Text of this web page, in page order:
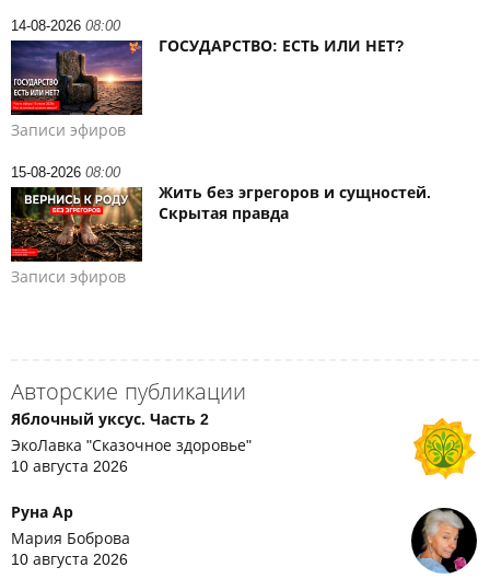
14-08-2026 08:00
ГОСУДАРСТВО: ЕСТЬ ИЛИ НЕТ?
Записи эфиров
15-08-2026 08:00
Жить без эгрегоров и сущностей.
Скрытая правда
Записи эфиров
Авторские публикации
Яблочный уксус. Часть 2
ЭкоЛавка "Сказочное здоровье"
10 августа 2026
Руна Ар
Мария Боброва
10 августа 2026